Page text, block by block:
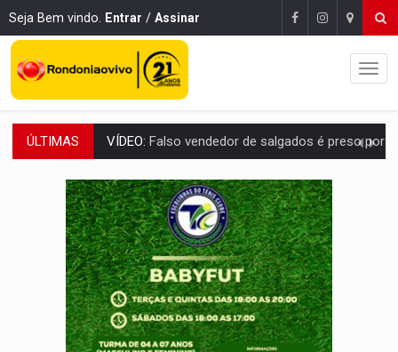
Seja Bem vindo. Entrar / Assinar
ÚLTIMAS BATATA-DOCE E FRANGO: Faça esse escondidinho e me
BARREIRA NATURAL:Desmate da Amazônia corta chuvas no Sul e ameaça
:Anvisa libera venda de medicamentos pela Shopee, mas
MAIS RIGOR:Nova lei endurece punição por abuso sexual contra
ENCERRA NESTE DOMINGO:2ª Feira Rondônia Empreendedora chega ao último
QUANTO MAIS ARDIDA, MELHOR?:Conheça 9 tipos de pimenta e